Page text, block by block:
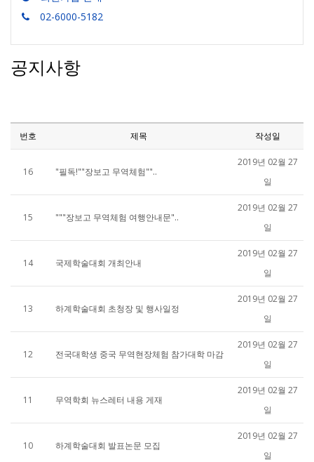
02-6000-5182
공지사항
번호 제목 작성일
16 "필독!""장보고 무역체험""..
2019년 02월 27
일
15 """장보고 무역체험 여행안내문"..
2019년 02월 27
일
14 국제학술대회 개최안내
2019년 02월 27
일
13 하계학술대회 초청장 및 행사일정
2019년 02월 27
일
12 전국대학생 중국 무역현장체험 참가대학 마감
2019년 02월 27
일
11 무역학회 뉴스레터 내용 게재
2019년 02월 27
일
10 하계학술대회 발표논문 모집
2019년 02월 27
일